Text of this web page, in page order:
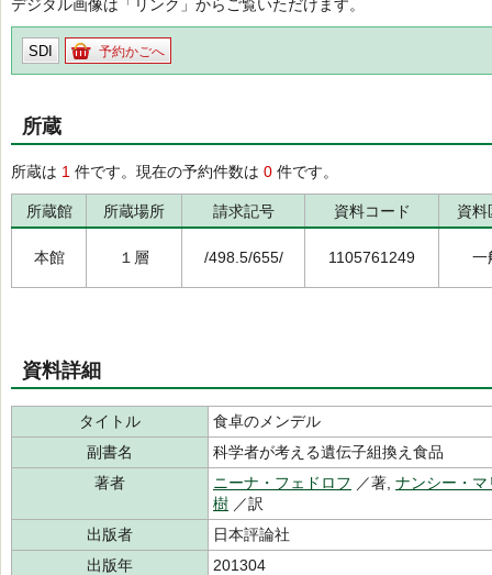
デジタル画像は「リンク」からご覧いただけます。
SDI 予約かごへ
所蔵
所蔵は 1 件です。現在の予約件数は 0 件です。
所蔵館 所蔵場所 請求記号 資料コード 資料
本館 １層 /498.5/655/ 1105761249 一
資料詳細
タイトル
食卓のメンデル
副書名
科学者が考える遺伝子組換え食品
著者
ニーナ・フェドロフ ／著, ナンシー・
樹 ／訳
出版者
日本評論社
出版年
201304